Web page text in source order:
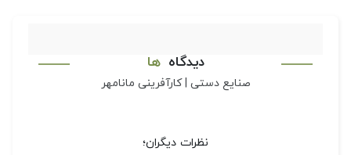
دیدگاهها
صنایع دستی | کارآفرینی مانامهر
نظرات دیگران؛